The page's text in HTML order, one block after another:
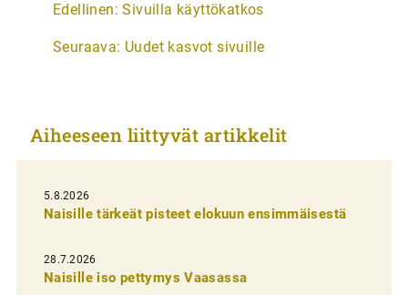
t
k
e
l
i
e
n
Edellinen: Sivuilla käyttökatkos
Seuraava: Uudet kasvot sivuille
Aiheeseen liittyvät artikkelit
5.8.2026
Naisille tärkeät pisteet elokuun ensimmäisestä
28.7.2026
Naisille iso pettymys Vaasassa